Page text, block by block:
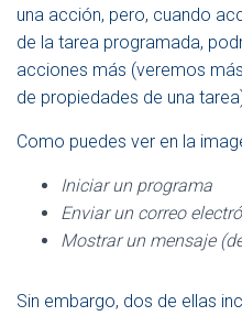
una acción, pero, cuando
de la tarea programada,
acciones más (veremos
de propiedades de una
Como puedes ver en la
Iniciar un programa
Enviar un correo
Mostrar un mensaje
Sin embargo, dos de ellas